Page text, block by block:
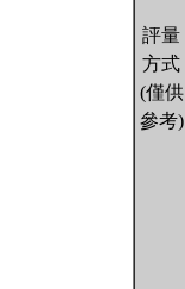
評量
方式
(僅供
參考)